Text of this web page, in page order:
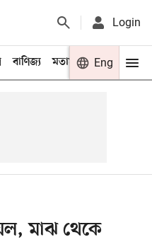
Login
বাণিজ্য মতামত খেলা
Eng
মাঝ থেকে